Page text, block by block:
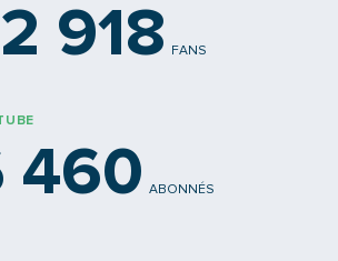
918 FANS
460 ABONNÉS